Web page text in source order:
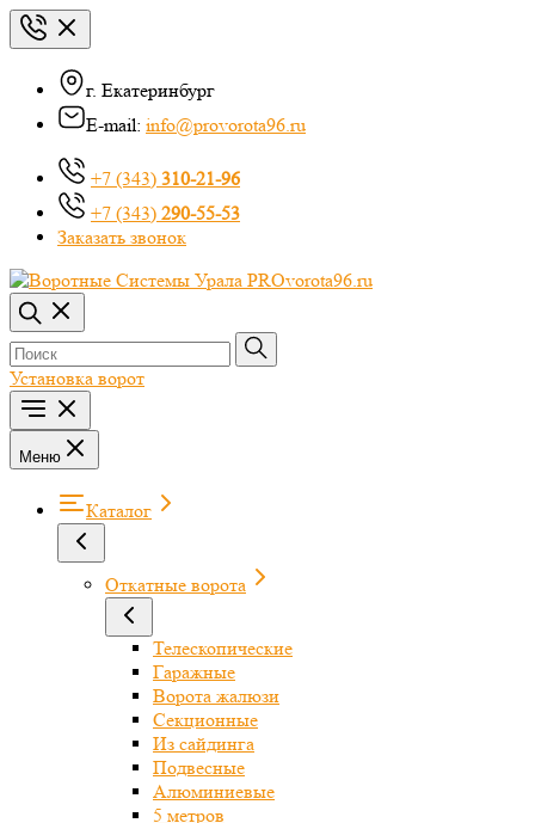
г. Екатеринбург
E-mail: info@provorota96.ru
+7 (343) 310-21-96
+7 (343) 290-55-53
Заказать звонок
Установка ворот
Меню
Каталог
Откатные ворота
Телескопические
Гаражные
Ворота жалюзи
Секционные
Из сайдинга
Подвесные
Алюминиевые
5 метров